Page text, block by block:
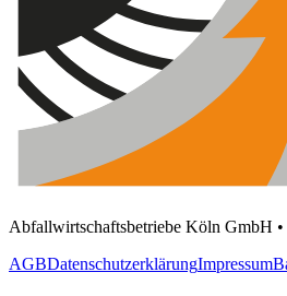
Abfallwirtschaftsbetriebe Köln GmbH
AGBDatenschutzerklärungImpressum